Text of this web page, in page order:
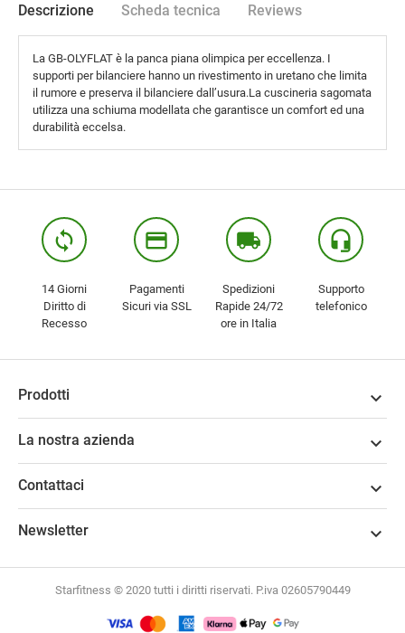
Descrizione Scheda tecnica Reviews
La GB-OLYFLAT è la panca piana olimpica per eccellenza. I
supporti per bilanciere hanno un rivestimento in uretano che limita
il rumore e preserva il bilanciere dall’usura.La cuscineria sagomata
utilizza una schiuma modellata che garantisce un comfort ed una
durabilità eccelsa.
loop
14 Giorni
Diritto di
Recesso
credit_card
Pagamenti
Sicuri via SSL
local_shipping
Spedizioni
Rapide 24/72
ore in Italia
headset_mic
Supporto
telefonico
Prodotti 
La nostra azienda 
Contattaci 
Newsletter 
Starfitness © 2020 tutti i diritti riservati. P.iva 02605790449